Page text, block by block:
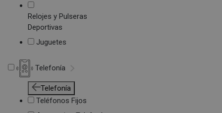
Relojes y Pulseras
Deportivas
Juguetes
Telefonía
Telefonía
Teléfonos Fijos